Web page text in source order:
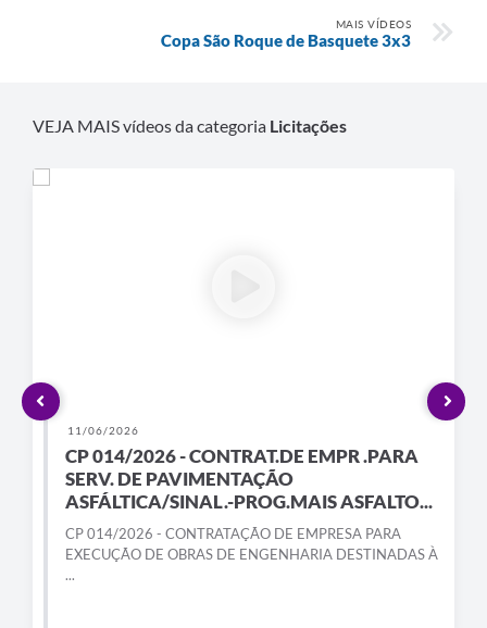
Departamento de Bem-Estar Social
Fundo Social
Horários de Ônibus - Jundiá
Postos de Atendimento ao Trabalhador (PAT)
PPA - Plano Plurianual 2026 / 2029
PROCON SR
Qualifica São Roque
MAIS VÍDEOS
Copa São Roque de Basquete 3x3
VEJA MAIS vídeos da categoria Licitações
11/06/2026
CP 014/2026 - CONTRAT.DE EMPR .PARA
SERV. DE PAVIMENTAÇÃO
ASFÁLTICA/SINAL.-PROG.MAIS ASFALTO...
CP 014/2026 - CONTRATAÇÃO DE EMPRESA PARA
EXECUÇÃO DE OBRAS DE ENGENHARIA DESTINADAS À
...